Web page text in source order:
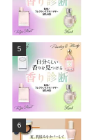
5
6